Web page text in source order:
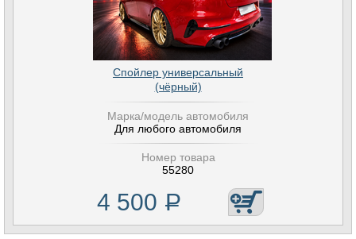
Спойлер универсальный
(чёрный)
Марка/модель автомобиля
Для любого автомобиля
Номер товара
55280
4 500 Р